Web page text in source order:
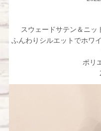
スウェードサテン＆ニ
ふんわりシルエットでホワ
ポリ